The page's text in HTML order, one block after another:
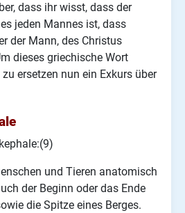
dass ihr wisst, dass der
jeden Mannes ist, dass
der Mann, des Christus
dieses griechische Wort
ersetzen nun ein Exkurs über
und Tieren anatomisch
der Beginn oder das Ende
die Spitze eines Berges.